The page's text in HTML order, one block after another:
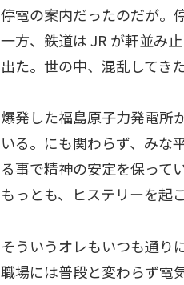
停電の案内だったのだが。
一方、鉄道は JR が軒並み
出た。世の中、混乱してきた
爆発した福島原子力発電所
いる。にも関わらず、みな
る事で精神の安定を保って
もっとも、ヒステリーを起
そういうオレもいつも通り
職場には普段と変わらず電